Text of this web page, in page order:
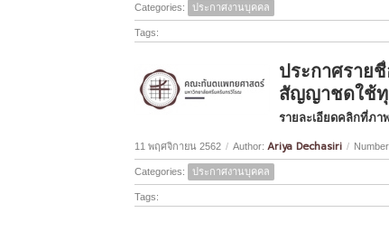
Categories: ประกาศงานบุคคล
Tags:
ประกาศราย
สัญญาชดใช้
รายละเอียดคลิกที่ภา
11 พฤศจิกายน 2562 / Author: Ariya Dechasiri /
Categories: ประกาศงานบุคคล
Tags: